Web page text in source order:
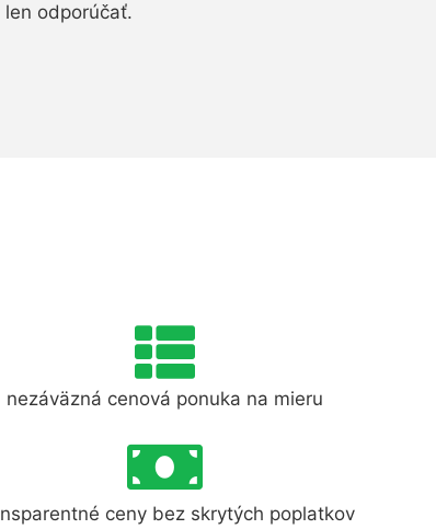
odporúčať.
nezáväzná cenová ponuka na mieru
ceny bez skrytých poplatkov